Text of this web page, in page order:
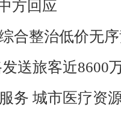
方回应
合整治低价无
送旅客近8600
务 城市医疗资